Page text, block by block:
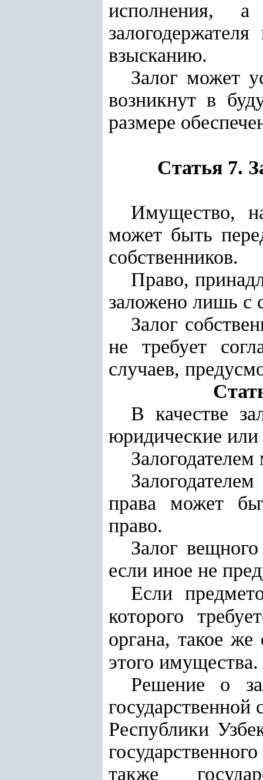
исполнения,
взысканию.
Залог может
возникнут в
размере
Статья 7.
Имущество,
может быть
собственников.
Право,
заложено лишь с
Залог
не требует
случаев,
В качестве
юридические
права может
право.
Залог
если иное не
Если
которого
органа, такое
этого имущества.
Решение о
Республики
также